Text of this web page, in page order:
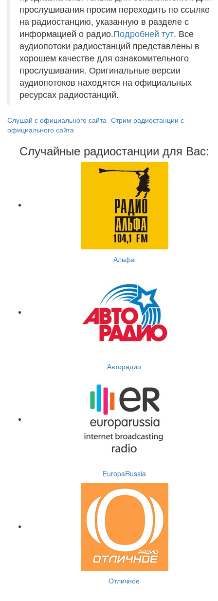
прослушивания просим переходить по ссылке
на радиостанцию, указанную в разделе с
информацией о радио.Подробней тут. Все
аудиопотоки радиостанций представлены в
хорошем качестве для ознакомительного
прослушивания. Оригинальные версии
аудиопотоков находятся на официальных
ресурсах радиостанций.
Слушай с официального сайта Стрим радиостанции с
официального сайта
Случайные радиостанции для Вас:
Альфа
Авторадио
EuropaRussia
Отличное